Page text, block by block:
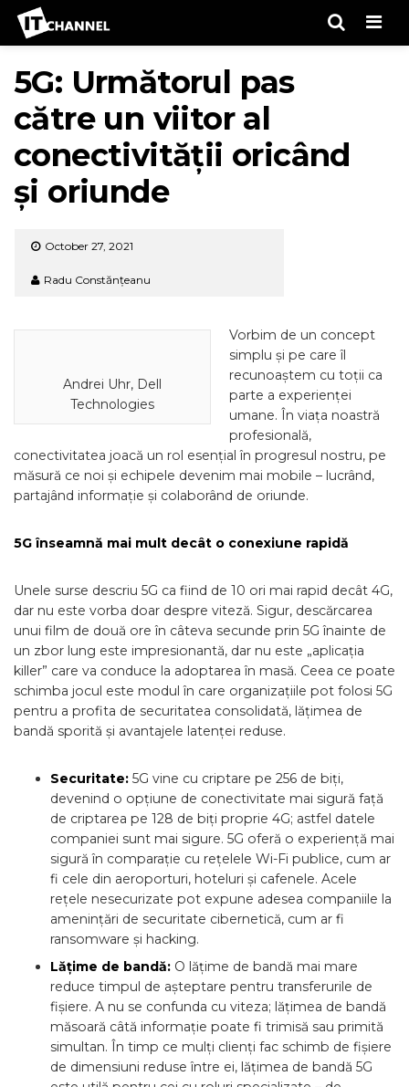
5G: Următorul pas
către un viitor al
conectivității oricând
și oriunde
October 27, 2021
Radu Constănțeanu
Andrei Uhr, Dell
Technologies
Vorbim de un concept
simplu și pe care îl
recunoaștem cu toții ca
parte a experienței
umane. În viața noastră
profesională,
conectivitatea joacă un rol esențial în progresul nostru, pe
măsură ce noi și echipele devenim mai mobile – lucrând,
partajând informație și colaborând de oriunde.
5G înseamnă mai mult decât o conexiune rapidă
Unele surse descriu 5G ca fiind de 10 ori mai rapid decât 4G,
dar nu este vorba doar despre viteză. Sigur, descărcarea
unui film de două ore în câteva secunde prin 5G înainte de
un zbor lung este impresionantă, dar nu este „aplicația
killer” care va conduce la adoptarea în masă. Ceea ce poate
schimba jocul este modul în care organizațiile pot folosi 5G
pentru a profita de securitatea consolidată, lățimea de
bandă sporită și avantajele latenței reduse.
Securitate: 5G vine cu criptare pe 256 de biți,
devenind o opțiune de conectivitate mai sigură față
de criptarea pe 128 de biți proprie 4G; astfel datele
companiei sunt mai sigure. 5G oferă o experiență mai
sigură în comparație cu rețelele Wi-Fi publice, cum ar
fi cele din aeroporturi, hoteluri și cafenele. Acele
rețele nesecurizate pot expune adesea companiile la
amenințări de securitate cibernetică, cum ar fi
ransomware și hacking.
Lățime de bandă: O lățime de bandă mai mare
reduce timpul de așteptare pentru transferurile de
fișiere. A nu se confunda cu viteza; lățimea de bandă
măsoară câtă informație poate fi trimisă sau primită
simultan. În timp ce mulți clienți fac schimb de fișiere
de dimensiuni reduse între ei, lățimea de bandă 5G